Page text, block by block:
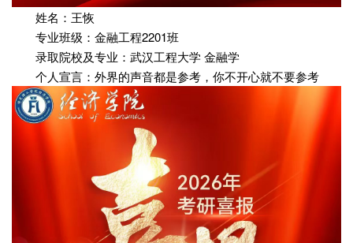
姓名：王恢
专业班级：金融工程2201班
录取院校及专业：武汉工程大学 金融学
个人宣言：外界的声音都是参考，你不开心就不要参考